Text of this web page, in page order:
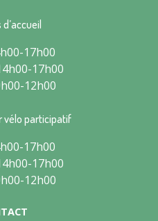
17h00
17h00
12h00
vélo participatif
17h00
17h00
12h00